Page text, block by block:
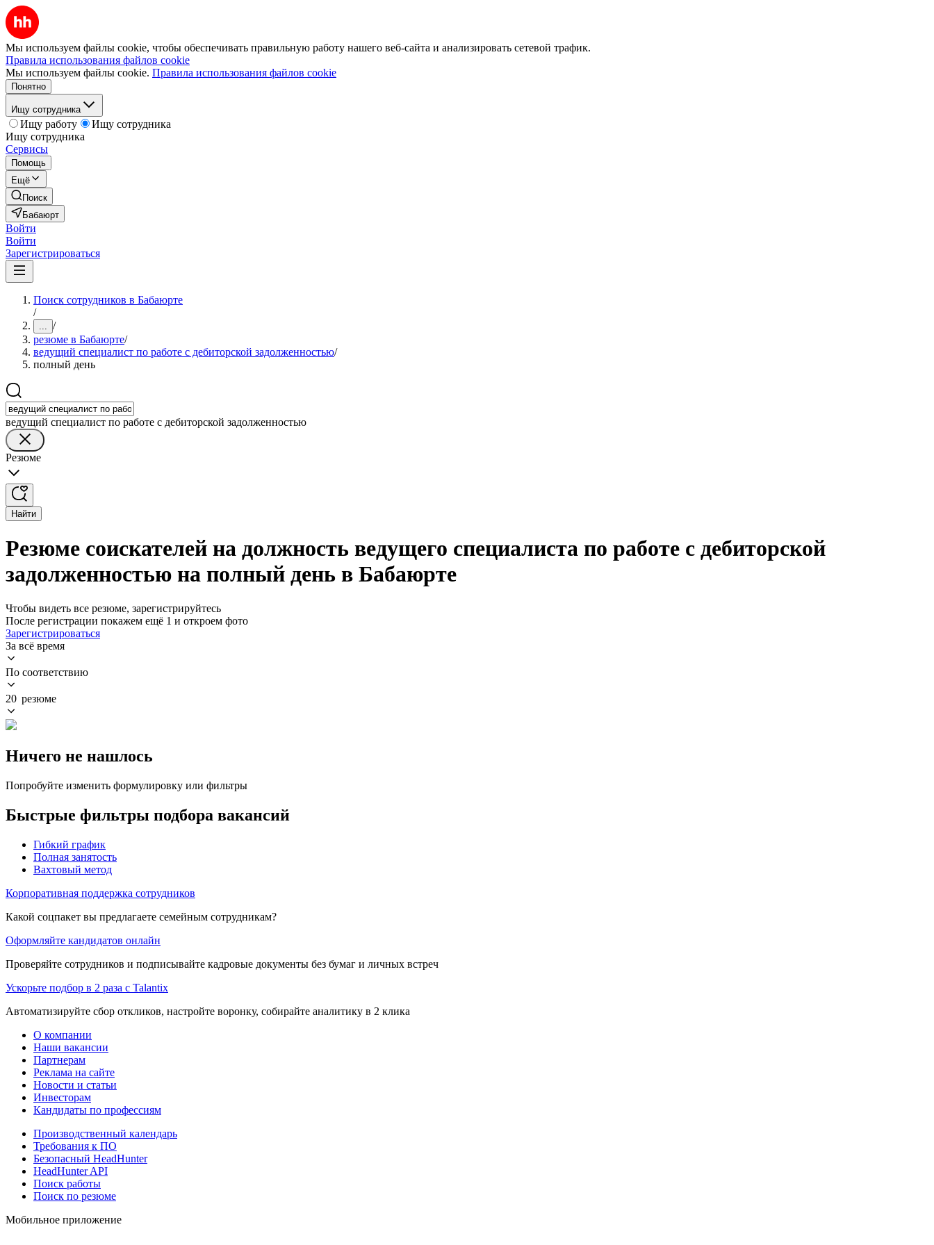
Мы используем файлы cookie, чтобы обеспечивать правильную работу нашего веб-сайта и анализировать сетевой трафик.
Правила использования файлов cookie
Мы используем файлы cookie. Правила использования файлов cookie
Понятно
Ищу сотрудника
Ищу работу
Ищу сотрудника
Ищу сотрудника
Сервисы
Помощь
Ещё
Поиск
Бабаюрт
Войти
Войти
Зарегистрироваться
Поиск сотрудников в Бабаюрте
/
... /
резюме в Бабаюрте/
ведущий специалист по работе с дебиторской задолженностью/
полный день
ведущий специалист по работе с дебиторской задолженностью
Резюме
Найти
Резюме соискателей на должность ведущего специалиста по работе с дебиторской
задолженностью на полный день в Бабаюрте
Чтобы видеть все резюме, зарегистрируйтесь
После регистрации покажем ещё 1 и откроем фото
Зарегистрироваться
За всё время
По соответствию
20 резюме
Ничего не нашлось
Попробуйте изменить формулировку или фильтры
Быстрые фильтры подбора вакансий
Гибкий график
Полная занятость
Вахтовый метод
Корпоративная поддержка сотрудников
Какой соцпакет вы предлагаете семейным сотрудникам?
Оформляйте кандидатов онлайн
Проверяйте сотрудников и подписывайте кадровые документы без бумаг и личных встреч
Ускорьте подбор в 2 раза с Talantix
Автоматизируйте сбор откликов, настройте воронку, собирайте аналитику в 2 клика
О компании
Наши вакансии
Партнерам
Реклама на сайте
Новости и статьи
Инвесторам
Кандидаты по профессиям
Производственный календарь
Требования к ПО
Безопасный HeadHunter
HeadHunter API
Поиск работы
Поиск по резюме
Мобильное приложение